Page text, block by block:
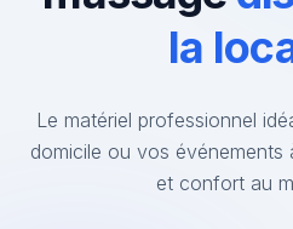
la
Le matériel professionnel
domicile ou vos événements
et confort au